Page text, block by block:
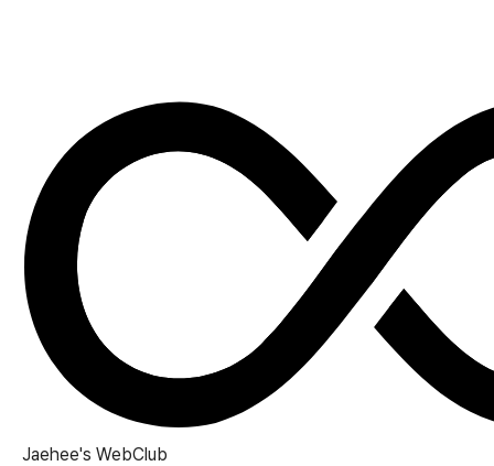
Jaehee's WebClub